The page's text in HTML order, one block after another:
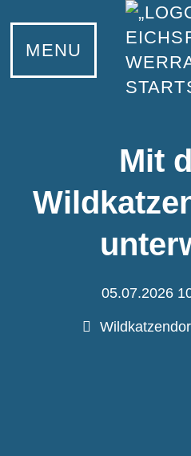
MENU
Mit
05.07.2026